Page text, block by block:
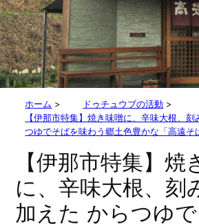
ホーム > ドゥチュウブの活動 >
【伊那市特集】焼き味噌に、辛味大根、
つゆでそばを味わう郷土色豊かな「高遠そ
【伊那市特集】焼
に、辛味大根、刻
加えた からつゆ